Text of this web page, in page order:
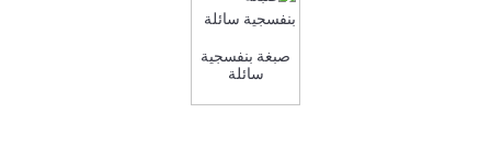
صبغة بنفسجية
سائلة